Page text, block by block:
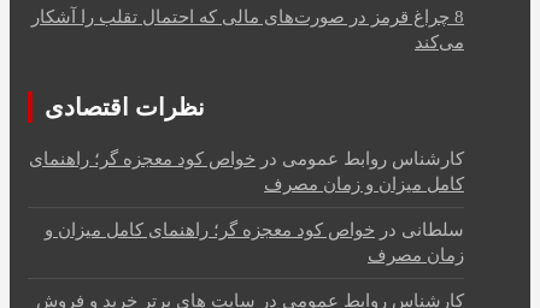
8 چراغ قرمز در صورت‌های مالی که احتمال تقلب را آشکار
می‌کند
نظرات اقتصادی
کارشناس روابط عمومی در خواص کود معجزه گر؛ راهنمای
کامل میزان و زمان مصرف
سلطانی در خواص کود معجزه گر؛ راهنمای کامل میزان و
زمان مصرف
کارشناس روابط عمومی در سایت های برتر خرید و فروش